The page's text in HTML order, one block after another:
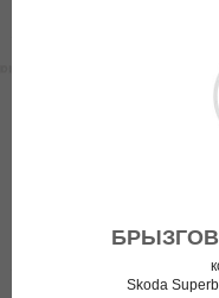
Skoda